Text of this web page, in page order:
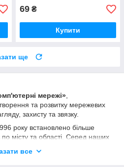
69 ₴
Купити
ще
мережі»
та розвитку мережевих
захисту та звязку.
року встановлено більше
місту та області. Серед наших
структури та навчальні
все